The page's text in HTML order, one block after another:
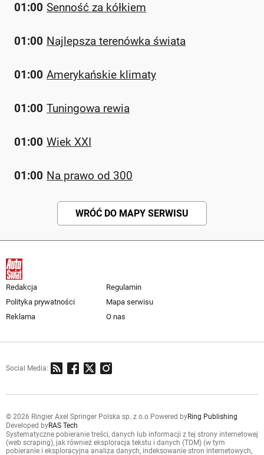
01:00 Senność za kółkiem
01:00 Najlepsza terenówka świata
01:00 Amerykańskie klimaty
01:00 Tuningowa rewia
01:00 Wiek XXI
01:00 Na prawo od 300
WRÓĆ DO MAPY SERWISU
Redakcja
Regulamin
Polityka prywatności
Mapa serwisu
Reklama
O nas
Social Media:
© 2026 Ringier Axel Springer Polska sp. z o.o. Powered byRing Publishing
Developed byRAS Tech
Systematyczne pobieranie treści, danych lub informacji z tej strony internetowej
(web scraping), jak również eksploracja tekstu i danych (TDM) (w tym
pobieranie i eksploracyjna analiza danych, indeksowanie stron internetowych,